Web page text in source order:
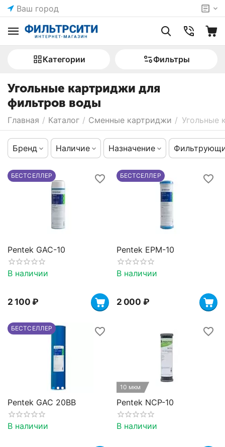
Ваш город
Категории Фильтры
Угольные картриджи для
фильтров воды
Главная / Каталог / Сменные картриджи / Угольные
Бренд Наличие Назначение
БЕСТСЕЛЛЕР
Pentek GAC-10
В наличии
2 100 ₽
БЕСТСЕЛЛЕР
Pentek EPM-10
В наличии
2 000 ₽
БЕСТСЕЛЛЕР
Pentek GAC 20BB
В наличии
10 мкм
Pentek NCP-10
В наличии